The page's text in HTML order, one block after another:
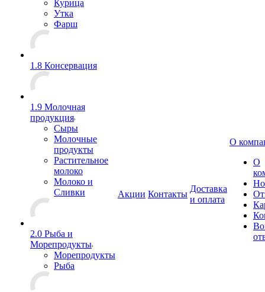
Курица
Утка
Фарш
1.8 Консервация
1.9 Молочная
продукция
Сыры
Молочные
продукты
Растительное
молоко
Молоко и
Сливки
2.0 Рыба и
Морепродукты
Морепродукты
Рыба
Акции Контакты
Доставка
и оплата
О
О